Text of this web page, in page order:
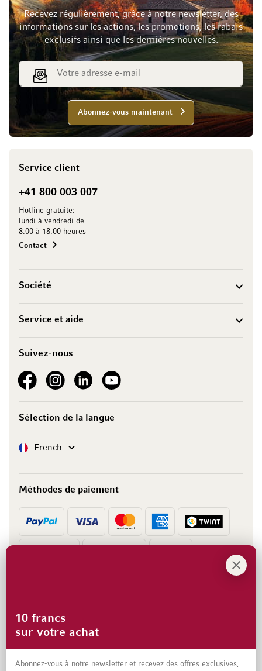
Recevez régulièrement, grâce à notre newsletter, des
informations sur les actions, les promotions, les rabais
exclusifs ainsi que les dernières nouvelles.
Adresse e-mail
Abonnez-vous maintenant
Service client
+41 800 003 007
Hotline gratuite:
lundi à vendredi de
8.00 à 18.00 heures
Contact
Société
Service et aide
Suivez-nous
See our FacebookSee our Instagram account
See our LinkedInSee our YouTube channel
Sélection de la langue
LangueFrench
Méthodes de paiement
10 francs
sur votre achat
Abonnez-vous à notre newsletter et recevez des offres exclusives,